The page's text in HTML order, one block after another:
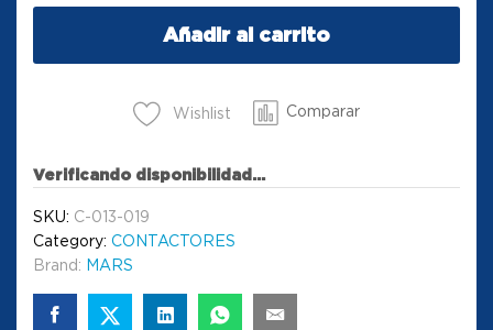
Añadir al carrito
Wishlist Comparar
Verificando disponibilidad...
SKU: C-013-019
Category: CONTACTORES
Brand: MARS